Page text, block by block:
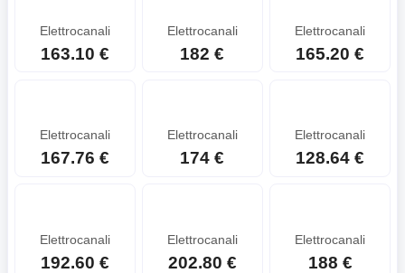
Elettrocanali
163.10 €
Elettrocanali
182 €
Elettrocanali
165.20 €
Elettrocanali
167.76 €
Elettrocanali
174 €
Elettrocanali
128.64 €
Elettrocanali
192.60 €
Elettrocanali
202.80 €
Elettrocanali
188 €